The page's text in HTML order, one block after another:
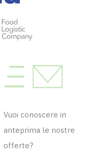
Vuoi conoscere in
anteprima le nostre
offerte?